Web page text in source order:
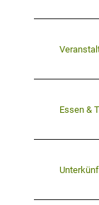
Essen &